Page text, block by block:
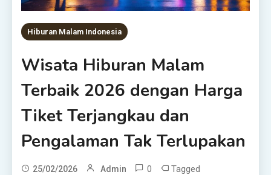
Hiburan Malam Indonesia
Wisata Hiburan Malam
Terbaik 2026 dengan Harga
Tiket Terjangkau dan
Pengalaman Tak Terlupakan
25/02/2026 Admin 0 Tagged